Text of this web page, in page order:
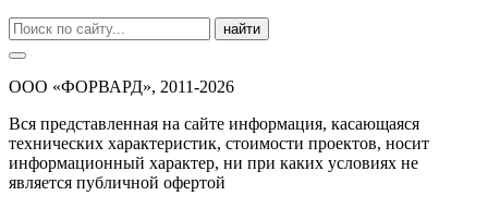
найти
ООО «ФОРВАРД», 2011-2026
Вся представленная на сайте информация, касающаяся
технических характеристик, стоимости проектов, носит
информационный характер, ни при каких условиях не
является публичной офертой